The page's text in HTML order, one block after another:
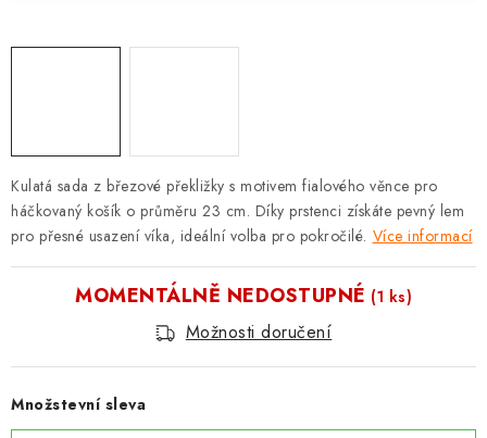
Kulatá sada z březové překližky s motivem fialového věnce pro
háčkovaný košík o průměru 23 cm. Díky prstenci získáte pevný lem
pro přesné usazení víka, ideální volba pro pokročilé. Více informací
MOMENTÁLNĚ NEDOSTUPNÉ (1 ks)
Možnosti doručení
Množstevní sleva